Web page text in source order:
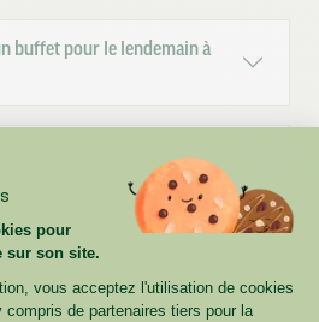
pour
sur son site.
vous acceptez l'utilisation de cookies
de partenaires tiers pour la
buffet pour le lendemain à
particuliers (végétarien, sans
au bureau, sur plusieurs